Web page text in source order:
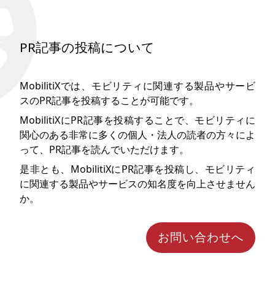
PR記事の投稿について
MobilitiXでは、モビリティに関連する製品やサービ
スのPR記事を投稿することが可能です。
MobilitiXにPR記事を投稿することで、モビリティに
関心のある非常に多くの個人・法人の読者の方々によ
って、PR記事を読んでいただけます。
是非とも、MobilitiXにPR記事を投稿し、モビリティ
に関連する製品やサービスの知名度を向上させません
か。
お問い合わせへ